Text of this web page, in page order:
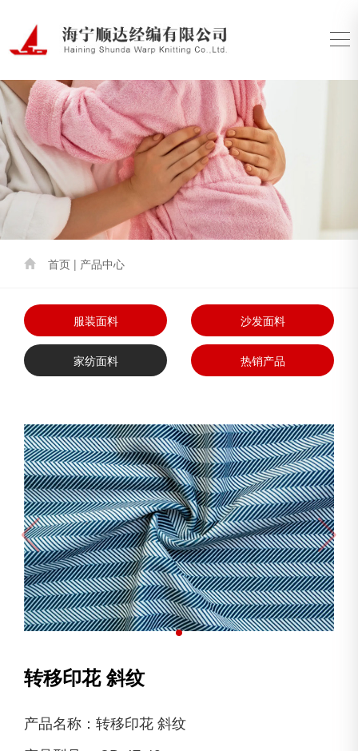
首页 | 产品中心
服装面料 沙发面料
家纺面料 热销产品
转移印花 斜纹
产品名称： 转移印花 斜纹